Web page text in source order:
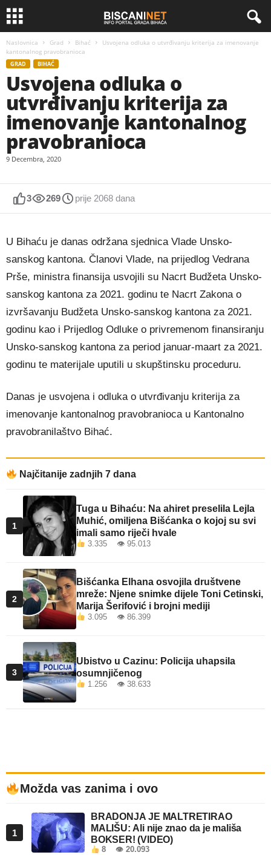
Naslovnica Grad Bihać
Usvojena odluka o utvrđivanju kriterija za imenovanje
kantonalnog pravobranioca
GRAD BIHAĆ
Usvojena odluka o
utvrđivanju kriterija za
imenovanje kantonalnog
pravobranioca
9 Decembra, 2020
3 269 prije 2068 dana
U Bihaću je danas održana sjednica Vlade Unsko-
sanskog kantona. Članovi Vlade, na prijedlog Vedrana
Prše, ministra finansija usvojili su Nacrt Budžeta Unsko-
sanskog kantona za 2021. godinu te Nacrt Zakona o
izvršavanju Budžeta Unsko-sanskog kantona za 2021.
godinu kao i Prijedlog Odluke o privremenom finansiranju
Unsko-sanskog kantona za period januar-maart za 2021.
godinu te materijale uputili u skupštinsku proceduru.
Danas je usvojena i odluka o utvrđivanju kriterija za
imenovanje kantonalnog pravobranioca u Kantonalno
pravobranilaštvo Bihać.
Najčitanije zadnjih 7 dana
1
Tuga u Bihaću: Na ahiret preselila Lejla
Muhić, omiljena Bišćanka o kojoj su svi
imali samo riječi hvale
3.335 👁 95.013
2
Bišćanka Elhana osvojila društvene
mreže: Njene snimke dijele Toni Cetinski,
Marija Šerifović i brojni mediji
3.095 👁 86.399
3
Ubistvo u Cazinu: Policija uhapsila
osumnjičenog
1.256 👁 38.633
Možda vas zanima i ovo
1
BRADONJA JE MALTRETIRAO
MALIŠU: Ali nije znao da je mališa
BOKSER! (VIDEO)
8 👁 20.093